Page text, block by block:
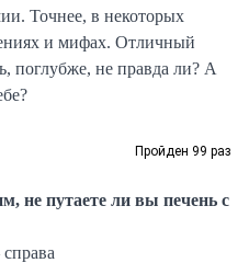
Точнее, в некоторых
и мифах. Отличный
поглубже, не правда ли? А
Пройден 99 раз
не путаете ли вы печень с